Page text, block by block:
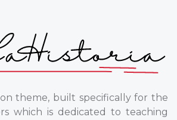
theme, built specifically for the
which is dedicated to teaching